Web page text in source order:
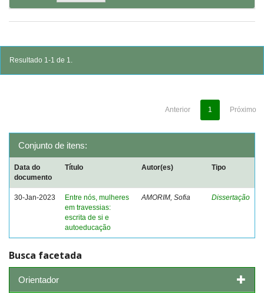
Resultado 1-1 de 1.
Anterior 1 Próximo
Conjunto de itens:
Data do
documento
Título Autor(es) Tipo
30-Jan-2023
Entre nós, mulheres
em travessias:
escrita de si e
autoeducação
AMORIM, Sofia Dissertação
Busca facetada
Orientador